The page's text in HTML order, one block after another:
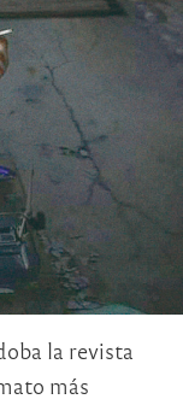
la revista
más